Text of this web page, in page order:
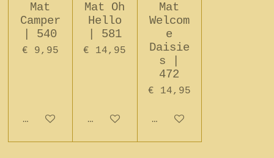
Mat
Camper
| 540
€ 9,95
In winkelwagen
Mat Oh
Hello
| 581
€ 14,95
In winkelwagen
Mat
Welcom
e
Daisie
s |
472
€ 14,95
Houd mij op de